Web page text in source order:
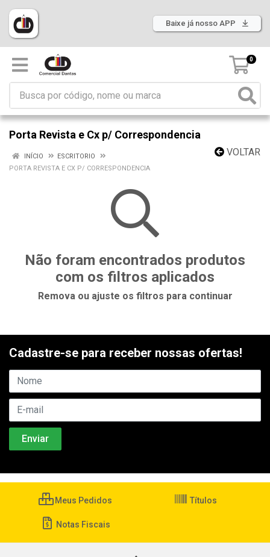
Baixe já nosso APP
0
Porta Revista e Cx p/ Correspondencia
VOLTAR
INÍCIO
ESCRITORIO
PORTA REVISTA E CX P/ CORRESPONDENCIA
Não foram encontrados produtos
com os filtros aplicados
Remova ou ajuste os filtros para continuar
Cadastre-se para receber nossas ofertas!
Meus Pedidos Títulos
Notas Fiscais